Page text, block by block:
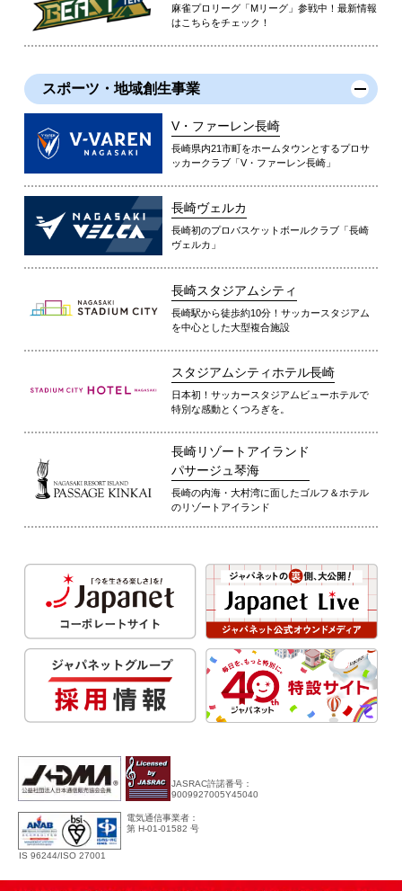
麻雀プロリーグ「Mリーグ」参戦中！最新情報
はこちらをチェック！
スポーツ・地域創生事業
V・ファーレン長崎
長崎県内21市町をホームタウンとするプロサ
ッカークラブ「V・ファーレン長崎」
長崎ヴェルカ
長崎初のプロバスケットボールクラブ「長崎
ヴェルカ」
長崎スタジアムシティ
長崎駅から徒歩約10分！サッカースタジアム
を中心とした大型複合施設
スタジアムシティホテル長崎
日本初！サッカースタジアムビューホテルで
特別な感動とくつろぎを。
長崎リゾートアイランド
パサージュ琴海
長崎の内海・大村湾に面したゴルフ＆ホテル
のリゾートアイランド
JASRAC許諾番号：
9009927005Y45040
IS 96244/ISO 27001
電気通信事業者：
第 H-01-01582 号